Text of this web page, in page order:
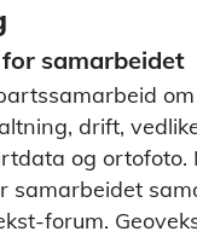
samarbeidet
drift,
og ortofoto.
samarbeidet
forum.